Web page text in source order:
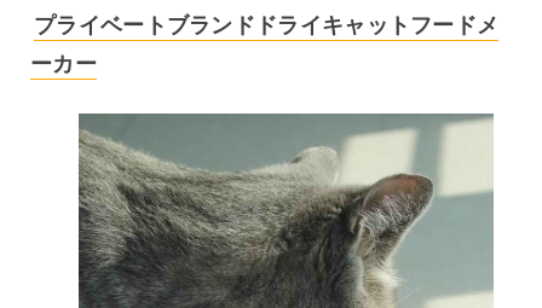
プライベートブランドドライキャットフードメ
ーカー